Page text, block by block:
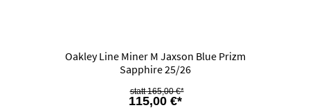
Oakley Line Miner M Jaxson Blue Prizm
Sapphire 25/26
115,00 €*
165,00 €*